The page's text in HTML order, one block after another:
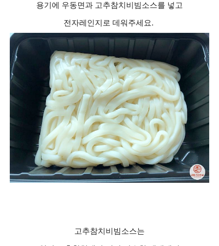
용기에 우동면과 고추참치비빔소스를 넣고
전자레인지로 데워주세요.
고추참치비빔소스는